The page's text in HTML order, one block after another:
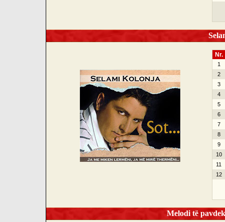
Nr.
1
2
3
4
5
6
7
8
9
10
11
12
Melodi të